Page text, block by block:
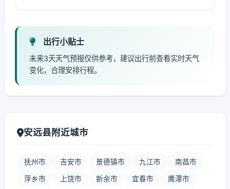
出行小贴士
未来3天天气预报仅供参考，建议出行前查看实时天气
变化，合理安排行程。
安远县附近城市
抚州市 吉安市 景德镇市 九江市 南昌市
萍乡市 上饶市 新余市 宜春市 鹰潭市